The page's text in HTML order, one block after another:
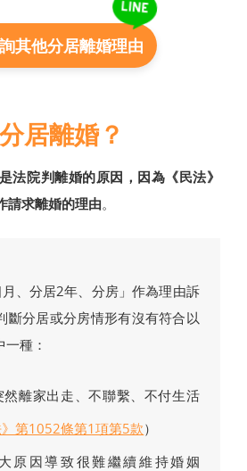
其他分居離婚理由
居離婚？
法院判離婚的原因，因為《民法》
請求離婚的理由。
、分居2年、分房」作為理由訴
斷分居或分房情形有沒有符合以
種：
然離家出走、不聯繫、不付生活
》第1052條第1項第5款）
原因導致很難繼續維持婚姻